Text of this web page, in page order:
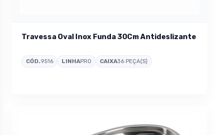
Travessa Oval Inox Funda 30Cm Antideslizante
CÓD.9516 LINHAPRO CAIXA36 PEÇA(S)